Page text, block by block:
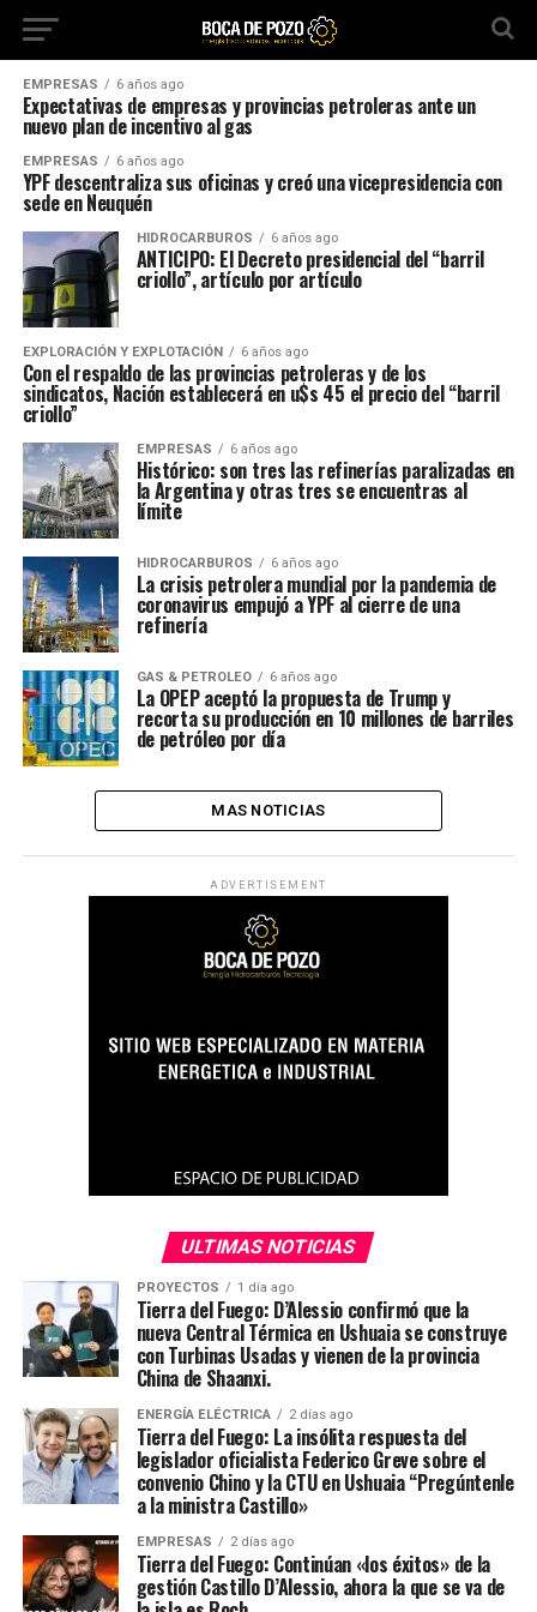
EMPRESAS 6 años ago
Expectativas de empresas y provincias petroleras ante un
nuevo plan de incentivo al gas
EMPRESAS 6 años ago
YPF descentraliza sus oficinas y creó una vicepresidencia con
sede en Neuquén
HIDROCARBUROS 6 años ago
ANTICIPO: El Decreto presidencial del “barril
criollo”, artículo por artículo
EXPLORACIÓN Y EXPLOTACIÓN 6 años ago
Con el respaldo de las provincias petroleras y de los
sindicatos, Nación establecerá en u$s 45 el precio del “barril
criollo”
EMPRESAS 6 años ago
Histórico: son tres las refinerías paralizadas en
la Argentina y otras tres se encuentras al
límite
HIDROCARBUROS 6 años ago
La crisis petrolera mundial por la pandemia de
coronavirus empujó a YPF al cierre de una
refinería
GAS & PETROLEO 6 años ago
La OPEP aceptó la propuesta de Trump y
recorta su producción en 10 millones de barriles
de petróleo por día
MAS NOTICIAS
ADVERTISEMENT
ULTIMAS NOTICIAS
PROYECTOS 1 día ago
Tierra del Fuego: D’Alessio confirmó que la
nueva Central Térmica en Ushuaia se construye
con Turbinas Usadas y vienen de la provincia
China de Shaanxi.
ENERGÍA ELÉCTRICA 2 días ago
Tierra del Fuego: La insólita respuesta del
legislador oficialista Federico Greve sobre el
convenio Chino y la CTU en Ushuaia “Pregúntenle
a la ministra Castillo»
EMPRESAS 2 días ago
Tierra del Fuego: Continúan «los éxitos» de la
gestión Castillo D’Alessio, ahora la que se va de